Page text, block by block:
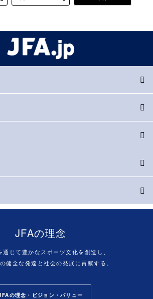
JFAの理念
通じて豊かなスポーツ文化を創造し、
健全な発達と社会の発展に貢献する。
の理念・ビジョン・バリュー